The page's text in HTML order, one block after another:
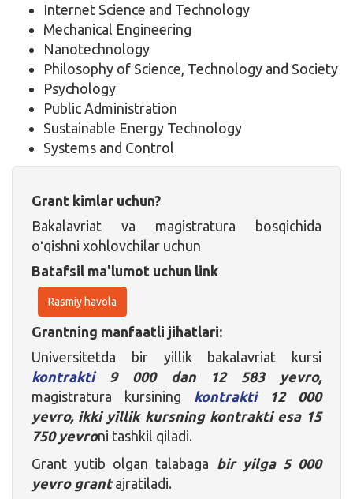
Internet Science and Technology
Mechanical Engineering
Nanotechnology
Philosophy of Science, Technology and Society
Psychology
Public Administration
Sustainable Energy Technology
Systems and Control
Grant kimlar uchun?
Bakalavriat va magistratura bosqichida
oʻqishni xohlovchilar uchun
Batafsil ma'lumot uchun link
Rasmiy havola
Grantning manfaatli jihatlari:
Universitetda bir yillik bakalavriat kursi
kontrakti
9 000 dan 12 583 yevro,
magistratura kursining kontrakti
12 000
yevro, ikki yillik kursning kontrakti esa 15
750 yevroni tashkil qiladi.
Grant yutib olgan talabaga
bir yilga 5 000
yevro grantajratiladi.